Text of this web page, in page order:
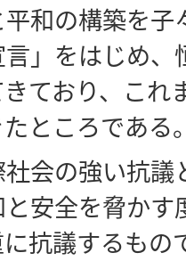
和の構築を子
」をはじめ
ており、これ
ところである
会の強い抗議
安全を脅か
抗議するもの